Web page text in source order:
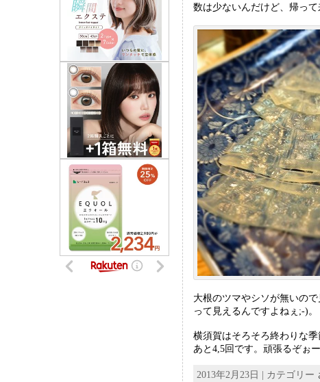
数は少ないんだけど、帰っ
大根のツマやシソが無いの
って見えるんですよねぇ;-)。
横須賀はそろそろ終わりな
あと4,5回です。頑張るぞぉー
2013年2月23日 | カテゴリー